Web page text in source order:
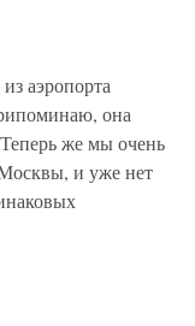
аэропорта
она
же мы очень
и уже нет